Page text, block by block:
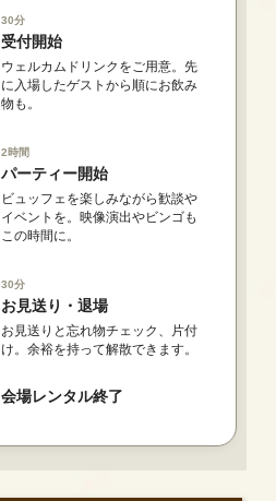
30分
受付開始
ウェルカムドリンクをご用意。先
に入場したゲストから順にお飲み
物も。
2時間
パーティー開始
ビュッフェを楽しみながら歓談や
イベントを。映像演出やビンゴも
この時間に。
30分
お見送り・退場
お見送りと忘れ物チェック、片付
け。余裕を持って解散できます。
会場レンタル終了